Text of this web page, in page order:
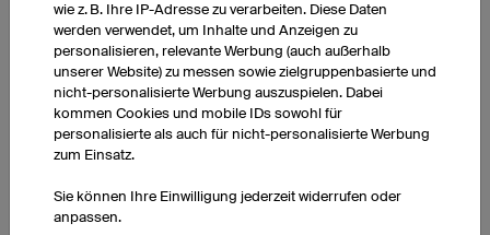
FEEDBACK ZU BEDRUCKTEN T-SHIRTS
25.07.2026
Lieferung ging schnell und die Qualität ist einwandfrei. Helle Freude
und weiter so 👍
wie z. B. Ihre IP-Adresse zu verarbeiten. Diese Daten
werden verwendet, um Inhalte und Anzeigen zu
personalisieren, relevante Werbung (auch außerhalb
unserer Website) zu messen sowie zielgruppenbasierte und
nicht-personalisierte Werbung auszuspielen. Dabei
kommen Cookies und mobile IDs sowohl für
personalisierte als auch für nicht-personalisierte Werbung
zum Einsatz.
Sie können Ihre Einwilligung jederzeit widerrufen oder
anpassen.